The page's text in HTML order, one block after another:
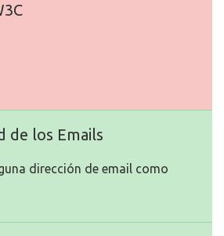
de los Emails
dirección de email como